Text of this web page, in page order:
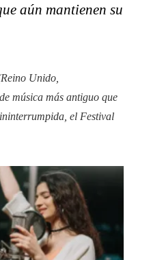
aún mantienen su
Unido,
música más antiguo que
el Festival